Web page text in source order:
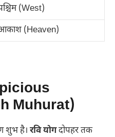
(West)
(Heaven)
Muhurat)
शुभ है। रवि योगदोपहर तक